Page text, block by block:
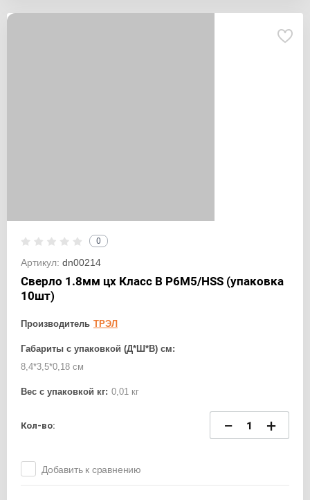
0
Артикул: dn00214
Сверло 1.8мм цх Класс В Р6М5/HSS (упаковка
10шт)
Производитель ТРЭЛ
Габариты с упаковкой (Д*Ш*В) см:
8,4*3,5*0,18 см
Вес с упаковкой кг: 0,01 кг
Кол-во: − +
Добавить к сравнению